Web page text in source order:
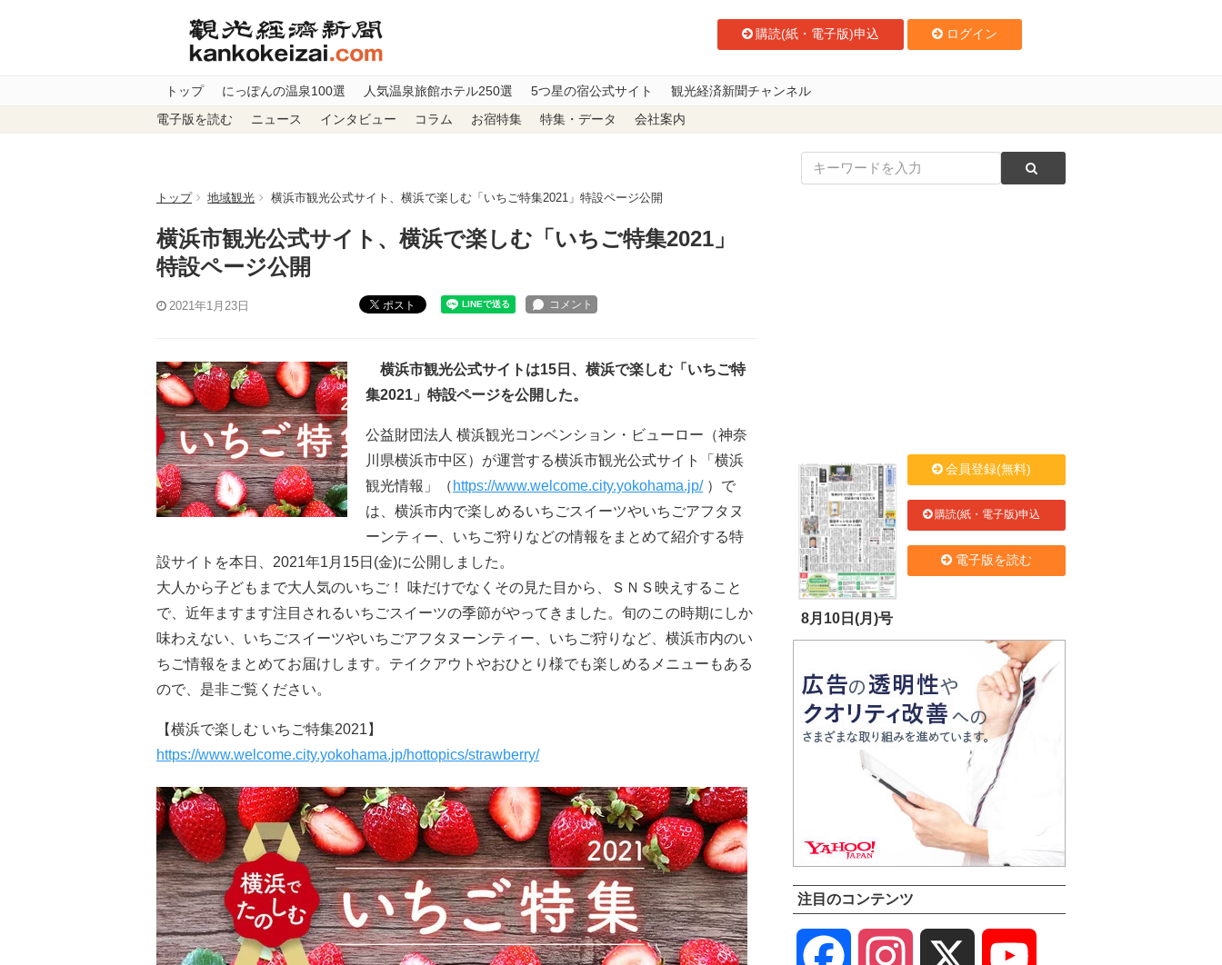
購読(紙・電子版)申込 ログイン
トップ にっぽんの温泉100選 人気温泉旅館ホテル250選 5つ星の宿公式サイト 観光経済新聞チャンネル
電子版を読む ニュース インタビュー コラム お宿特集 特集・データ 会社案内
トップ 地域観光 横浜市観光公式サイト、横浜で楽しむ「いちご特集2021」特設ページ公開
横浜市観光公式サイト、横浜で楽しむ「いちご特集2021」
特設ページ公開
2021年1月23日 ポスト
横浜市観光公式サイトは15日、横浜で楽しむ「いちご特
集2021」特設ページを公開した。
公益財団法人 横浜観光コンベンション・ビューロー（神奈
川県横浜市中区）が運営する横浜市観光公式サイト「横浜
観光情報」（ https://www.welcome.city.yokohama.jp/ ）で
は、横浜市内で楽しめるいちごスイーツやいちごアフタヌ
ーンティー、いちご狩りなどの情報をまとめて紹介する特
設サイトを本日、2021年1月15日(金)に公開しました。
大人から子どもまで大人気のいちご！ 味だけでなくその見た目から、ＳＮＳ映えすること
で、近年ますます注目されるいちごスイーツの季節がやってきました。旬のこの時期にしか
味わえない、いちごスイーツやいちごアフタヌーンティー、いちご狩りなど、横浜市内のい
ちご情報をまとめてお届けします。テイクアウトやおひとり様でも楽しめるメニューもある
ので、是非ご覧ください。
【横浜で楽しむ いちご特集2021】
https://www.welcome.city.yokohama.jp/hottopics/strawberry/
8月10日(月)号
会員登録(無料)
購読(紙・電子版)申込
電子版を読む
注目のコンテンツ
Facebook Instagram